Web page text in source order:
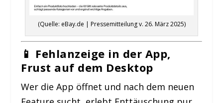
(Quelle: eBay.de | Pressemitteilung v. 26. März 2025)
📱 Fehlanzeige in der App,
Frust auf dem Desktop
Wer die App öffnet und nach dem neuen